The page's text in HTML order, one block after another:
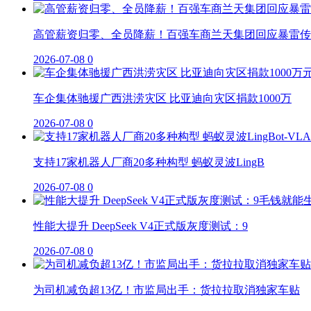
高管薪资归零、全员降薪！百强车商兰天集团回应暴雷
2026-07-08 0
车企集体驰援广西洪涝灾区 比亚迪向灾区捐款1000万
2026-07-08 0
支持17家机器人厂商20多种构型 蚂蚁灵波LingB
2026-07-08 0
性能大提升 DeepSeek V4正式版灰度测试：9
2026-07-08 0
为司机减负超13亿！市监局出手：货拉拉取消独家车贴